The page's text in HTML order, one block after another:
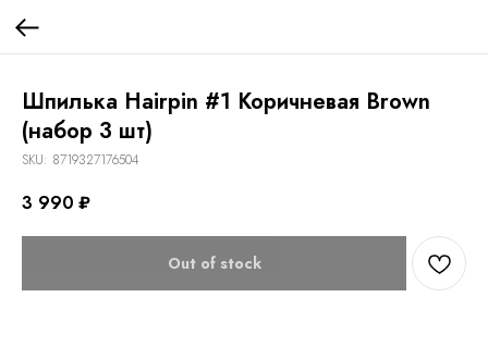
Шпилька Hairpin #1 Коричневая Brown
(набор 3 шт)
SKU: 8719327176504
3 990 ₽
Out of stock